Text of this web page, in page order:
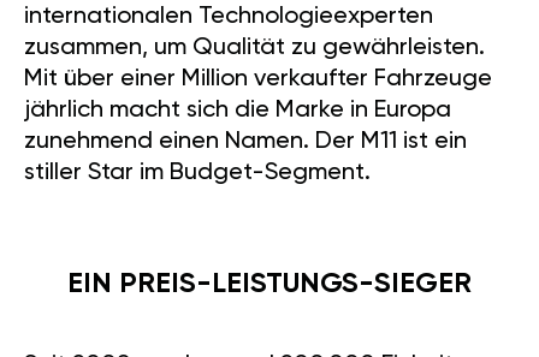
internationalen Technologieexperten
zusammen, um Qualität zu gewährleisten.
Mit über einer Million verkaufter Fahrzeuge
jährlich macht sich die Marke in Europa
zunehmend einen Namen. Der M11 ist ein
stiller Star im Budget-Segment.
EIN PREIS-LEISTUNGS-SIEGER